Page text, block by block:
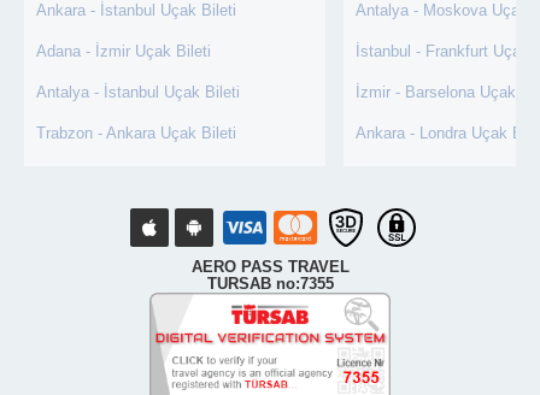
Ankara - İstanbul Uçak Bileti
Adana - İzmir Uçak Bileti
Antalya - İstanbul Uçak Bileti
Trabzon - Ankara Uçak Bileti
Antalya - Moskova Uçak
İstanbul - Frankfurt Uçak
İzmir - Barselona Uçak
Ankara - Londra Uçak
AERO PASS TRAVEL
TURSAB no:7355